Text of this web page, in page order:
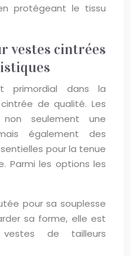
protégeant le tissu
vestes cintrées
primordial dans la
de qualité. Les
seulement une
également des
pour la tenue
Parmi les options les
pour sa souplesse
sa forme, elle est
de tailleurs